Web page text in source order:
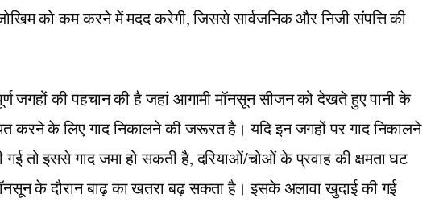
को कम करने में मदद करेगी, जिससे सार्वजनिक और निजी संपत्ति की
जगहों की पहचान की है जहां आगामी मॉनसून सीजन को देखते हुए पानी के
करने के लिए गाद निकालने की जरूरत है। यदि इन जगहों पर गाद निकालने
तो इससे गाद जमा हो सकती है, दरियाओं/चोओं के प्रवाह की क्षमता घट
के दौरान बाढ़ का खतरा बढ़ सकता है। इसके अलावा खुदाई की गई